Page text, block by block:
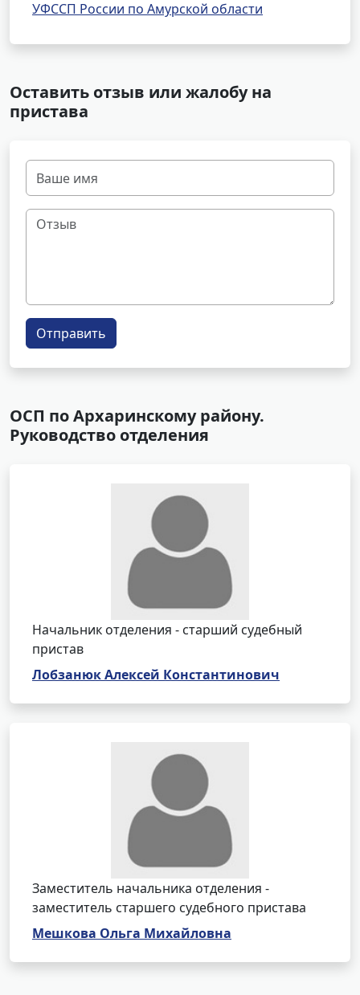
УФССП России по Амурской области
Оставить отзыв или жалобу на
пристава
Отправить
ОСП по Архаринскому району.
Руководство отделения
Начальник отделения - старший судебный
пристав
Лобзанюк Алексей Константинович
Заместитель начальника отделения -
заместитель старшего судебного пристава
Мешкова Ольга Михайловна